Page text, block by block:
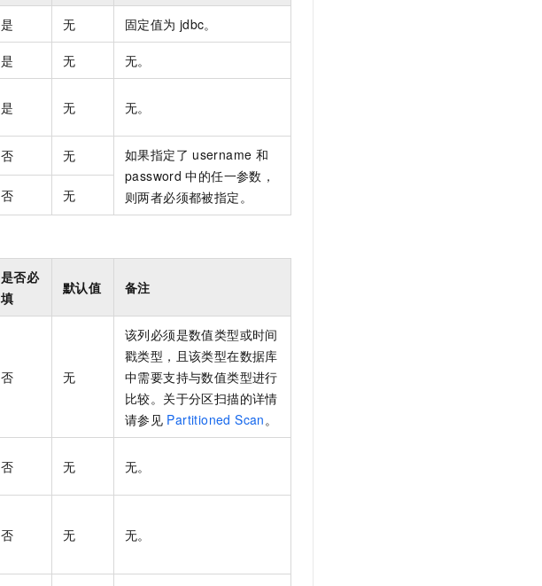
是 无 固定值为 jdbc。
是 无 无。
是 无 无。
否 无 如果指定了 username 和
password 中的任一参数，
则两者必须都被指定。
否 无
是否必
填
默认值 备注
否 无
该列必须是数值类型或时间
戳类型，且该类型在数据库
中需要支持与数值类型进行
比较。关于分区扫描的详情
请参见 Partitioned Scan 。
否 无 无。
否 无 无。